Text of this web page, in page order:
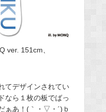
ver. 151cm、
てデザインされてい
なら１枚の板でばっ
ぁあ！(｀・▽・´)ｂ